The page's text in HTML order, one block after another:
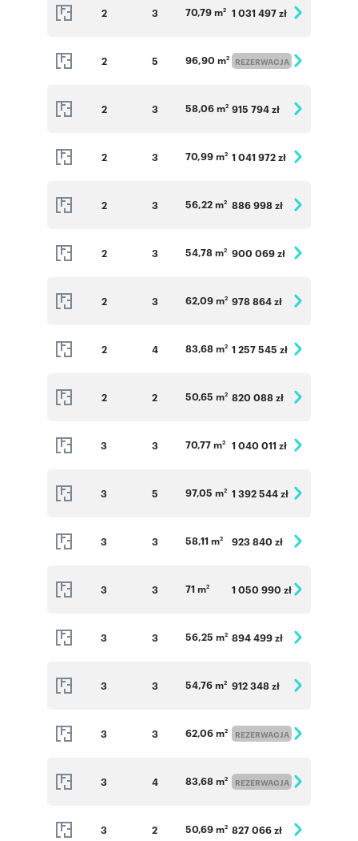
2 3 70,79 m2 1 031 497 zł
2 5 96,90 m2 REZERWACJA
2 3 58,06 m2 915 794 zł
2 3 70,99 m2 1 041 972 zł
2 3 56,22 m2 886 998 zł
2 3 54,78 m2 900 069 zł
2 3 62,09 m2 978 864 zł
2 4 83,68 m2 1 257 545 zł
2 2 50,65 m2 820 088 zł
3 3 70,77 m2 1 040 011 zł
3 5 97,05 m2 1 392 544 zł
3 3 58,11 m2 923 840 zł
3 3 71 m2 1 050 990 zł
3 3 56,25 m2 894 499 zł
3 3 54,76 m2 912 348 zł
3 3 62,06 m2 REZERWACJA
3 4 83,68 m2 REZERWACJA
3 2 50,69 m2 827 066 zł